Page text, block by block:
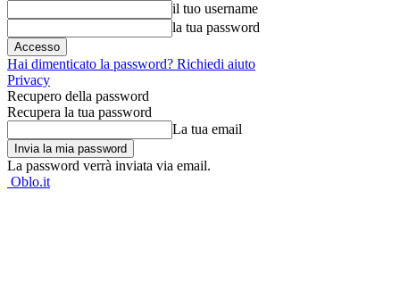
il tuo username
la tua password
Hai dimenticato la password? Richiedi aiuto
Privacy
Recupero della password
Recupera la tua password
La tua email
La password verrà inviata via email.
Oblo.it